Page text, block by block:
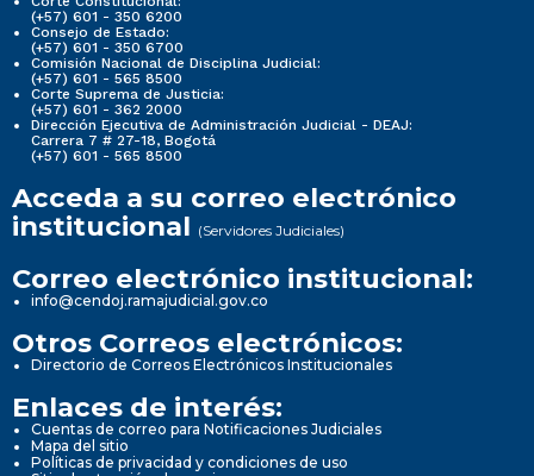
(+57) 601 - 350 6200
Consejo de Estado:
(+57) 601 - 350 6700
Comisión Nacional de Disciplina Judicial:
(+57) 601 - 565 8500
Corte Suprema de Justicia:
(+57) 601 - 362 2000
Dirección Ejecutiva de Administración Judicial - DEAJ:
Carrera 7 # 27-18, Bogotá
(+57) 601 - 565 8500
Acceda a su correo electrónico
institucional (Servidores Judiciales)
Correo electrónico institucional:
info@cendoj.ramajudicial.gov.co
Otros Correos electrónicos:
Directorio de Correos Electrónicos Institucionales
Enlaces de interés:
Cuentas de correo para Notificaciones Judiciales
Mapa del sitio
Políticas de privacidad y condiciones de uso